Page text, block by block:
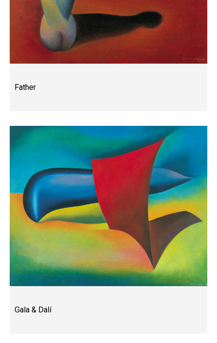
Father
Gala & Dalí